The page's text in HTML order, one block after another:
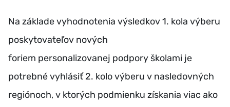
Na základe vyhodnotenia výsledkov 1. kola výberu
poskytovateľov nových
foriem personalizovanej podpory školami je
potrebné vyhlásiť 2. kolo výberu v nasledovných
regiónoch, v ktorých podmienku získania viac ako